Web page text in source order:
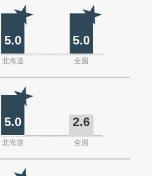
5.0 5.0
北海道 全国
5.0 2.6
北海道 全国